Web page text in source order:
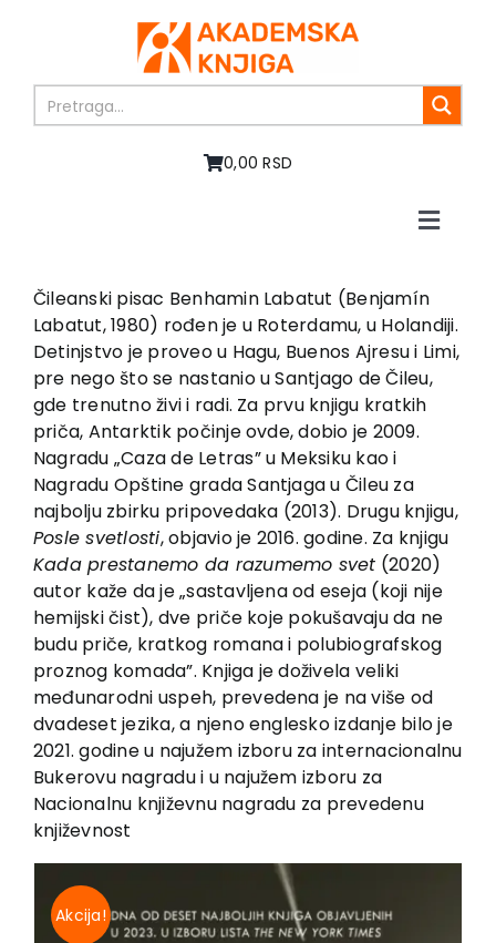
0,00 RSD
Toggle
About us
Books
In preparation
Sale
Authors
News
EU PROJECTS
Contact
Čileanski pisac Benhamin Labatut (Benjamín
Labatut, 1980) rođen je u Roterdamu, u Holandiji.
Detinjstvo je proveo u Hagu, Buenos Ajresu i Limi,
pre nego što se nastanio u Santjago de Čileu,
gde trenutno živi i radi. Za prvu knjigu kratkih
priča, Antarktik počinje ovde, dobio je 2009.
Nagradu „Caza de Letras” u Meksiku kao i
Nagradu Opštine grada Santjaga u Čileu za
najbolju zbirku pripovedaka (2013). Drugu knjigu,
Posle svetlosti, objavio je 2016. godine. Za knjigu
Kada prestanemo da razumemo svet (2020)
autor kaže da je „sastavljena od eseja (koji nije
hemijski čist), dve priče koje pokušavaju da ne
budu priče, kratkog romana i polubiografskog
proznog komada”. Knjiga je doživela veliki
međunarodni uspeh, prevedena je na više od
dvadeset jezika, a njeno englesko izdanje bilo je
2021. godine u najužem izboru za internacionalnu
Bukerovu nagradu i u najužem izboru za
Nacionalnu književnu nagradu za prevedenu
književnost
Akcija!